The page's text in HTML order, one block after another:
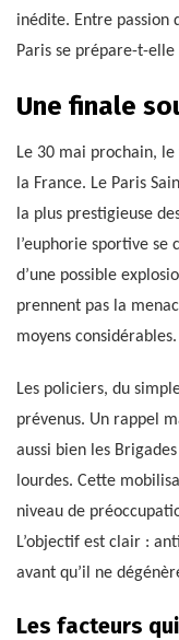
inédite. Entre passion
Paris se prépare-t-
Une finale
Le 30 mai prochain,
la France. Le Paris
la plus prestigieuse
l’euphorie sportive
d’une possible
prennent pas la
moyens considérables.
Les policiers, du
prévenus. Un rappel
aussi bien les
lourdes. Cette
niveau de
L’objectif est clair :
avant qu’il ne
Les facteurs